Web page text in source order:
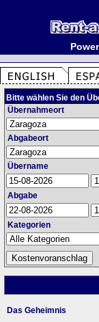
Bitte wählen Sie den
Übernahmeort
Abgabeort
Übername
Abgabe
Kategorien
Das Geheimnis